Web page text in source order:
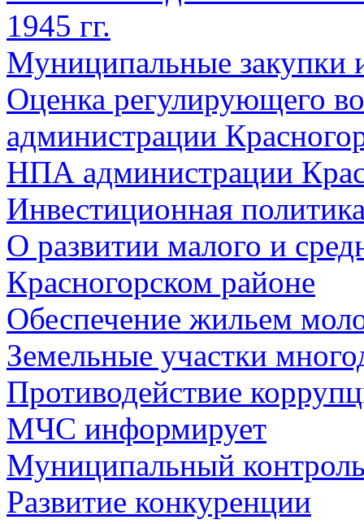
1945 гг.
Муниципальные закупки
Оценка регулирующего
администрации
НПА администрации
Инвестиционная
О развитии малого и
Красногорском районе
Обеспечение жильем
Земельные участки
Противодействие
МЧС информирует
Муниципальный
Развитие конкуренции